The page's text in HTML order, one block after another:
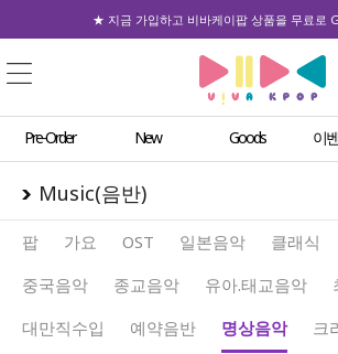
★ 지금 가입하고 비바케이팝 상품을 무료로
Pre-Order New Goods 이
Music(음반)
팝 가요 OST 일본음악 클래식
중국음악
종교음악 유아.태교음악
대만직수입
예약음반 명상음악 크